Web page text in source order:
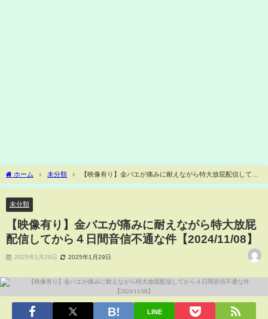
ホーム 未分類
【映像有り】金バエが痛みに耐えながら特大放屁配信してか
ら４日間音信不通な件【2024/11/08】
未分類
【映像有り】金バエが痛みに耐えながら特大放屁
配信してから４日間音信不通な件【2024/11/08】
2025年1月29日 2025年1月29日
LINE